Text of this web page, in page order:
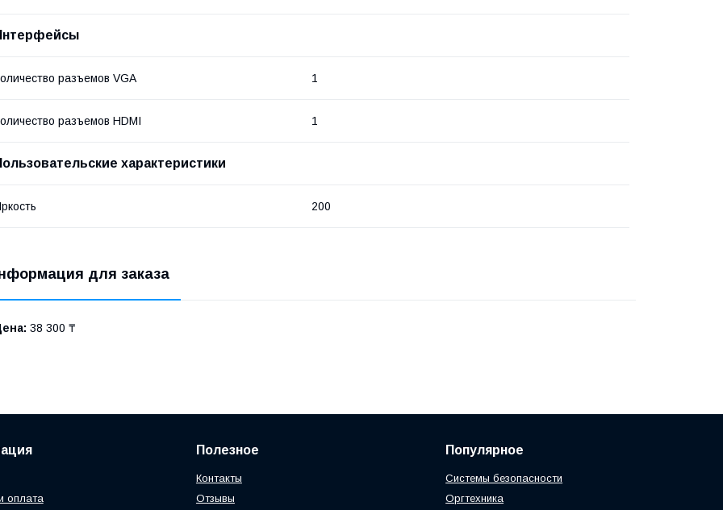
разъемов VGA 1
разъемов HDMI 1
характеристики
200
для заказа
38 300 ₸
оплата
Полезное
Контакты
Отзывы
Популярное
Системы безопасности
Оргтехника